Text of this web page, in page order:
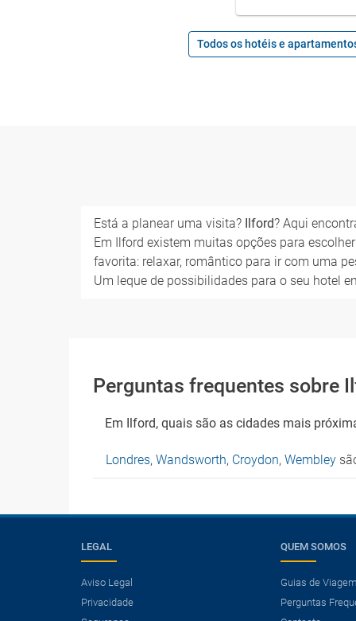
Todos os hotéis e
Está a planear uma visita? Ilford? Aqui
Em Ilford existem muitas opções para
favorita: relaxar, romântico para ir com uma
Um leque de possibilidades para o seu hotel
Perguntas frequentes sobre
Em Ilford, quais são as cidades mais
Londres, Wandsworth, Croydon, Wembley
LEGAL
Aviso Legal
Privacidade
QUEM SOMOS
Guias de
Perguntas